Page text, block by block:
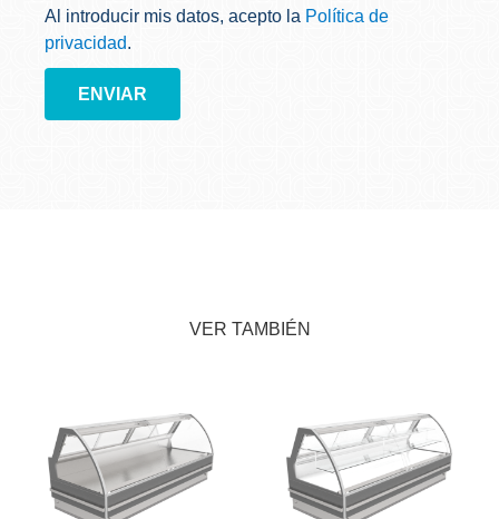
Al introducir mis datos, acepto la Política de
privacidad.
ENVIAR
VER TAMBIÉN